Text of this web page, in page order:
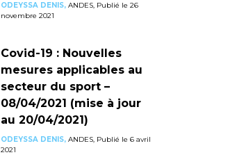
ODEYSSA DENIS,ANDES, Publié le 26
novembre 2021
Covid-19 : Nouvelles
mesures applicables au
secteur du sport –
08/04/2021 (mise à jour
au 20/04/2021)
ODEYSSA DENIS,ANDES, Publié le 6 avril
2021